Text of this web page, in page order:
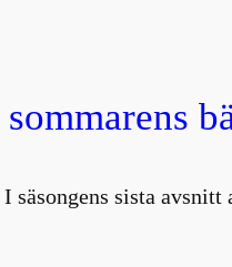
säsongens sista